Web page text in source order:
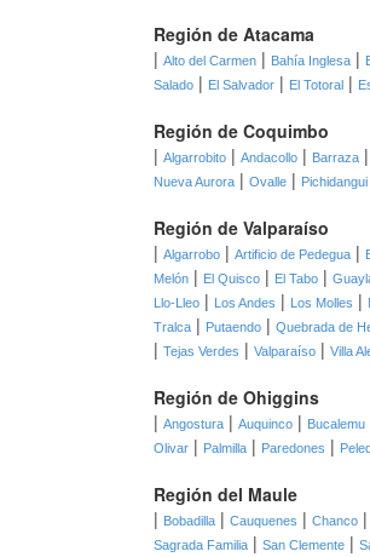
Región de Atacama
| Alto del Carmen | Bahía Inglesa |
Salado | El Salvador | El Totoral |
Región de Coquimbo
| Algarrobito | Andacollo | Barraza |
Nueva Aurora | Ovalle | Pichidangui
Región de Valparaíso
| Algarrobo | Artificio de Pedegua |
Melón | El Quisco | El Tabo |
Llo-Lleo | Los Andes | Los Molles |
Tralca | Putaendo | Quebrada de
| Tejas Verdes | Valparaíso | Villa
Región de Ohiggins
| Angostura | Auquinco | Bucalemu
Olivar | Palmilla | Paredones |
Región del Maule
| Bobadilla | Cauquenes | Chanco |
Sagrada Familia | San Clemente |